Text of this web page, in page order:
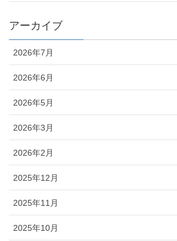
アーカイブ
2026年7月
2026年6月
2026年5月
2026年3月
2026年2月
2025年12月
2025年11月
2025年10月